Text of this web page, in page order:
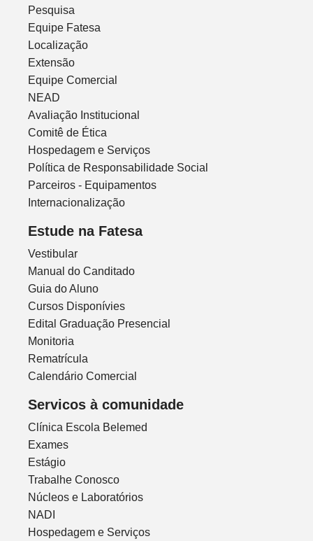
Pesquisa
Equipe Fatesa
Localização
Extensão
Equipe Comercial
NEAD
Avaliação Institucional
Comitê de Ética
Hospedagem e Serviços
Política de Responsabilidade Social
Parceiros - Equipamentos
Internacionalização
Estude na Fatesa
Vestibular
Manual do Canditado
Guia do Aluno
Cursos Disponívies
Edital Graduação Presencial
Monitoria
Rematrícula
Calendário Comercial
Servicos à comunidade
Clínica Escola Belemed
Exames
Estágio
Trabalhe Conosco
Núcleos e Laboratórios
NADI
Hospedagem e Serviços